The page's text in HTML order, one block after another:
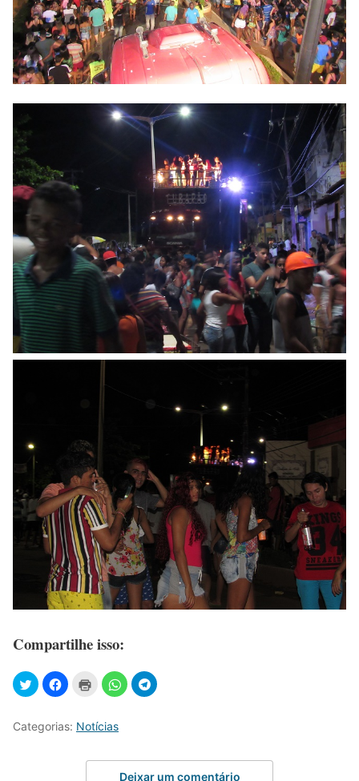
Compartilhe isso:
Categorias: Notícias
Deixar um comentário